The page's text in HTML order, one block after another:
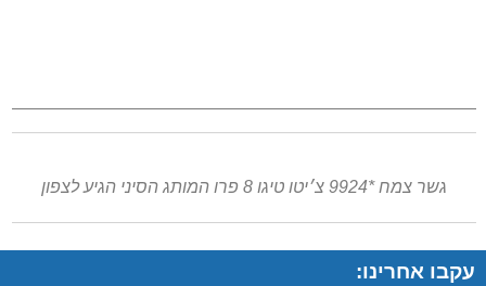
גשר צמח *9924 צ׳יטו טיגו 8 פרו המותג הסיני הגיע לצפון
עקבו אחרינו: